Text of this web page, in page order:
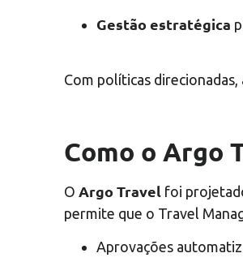
Gestão estratégica
Com políticas
Como o Argo
O Argo Travel foi
permite que o Travel
Aprovações